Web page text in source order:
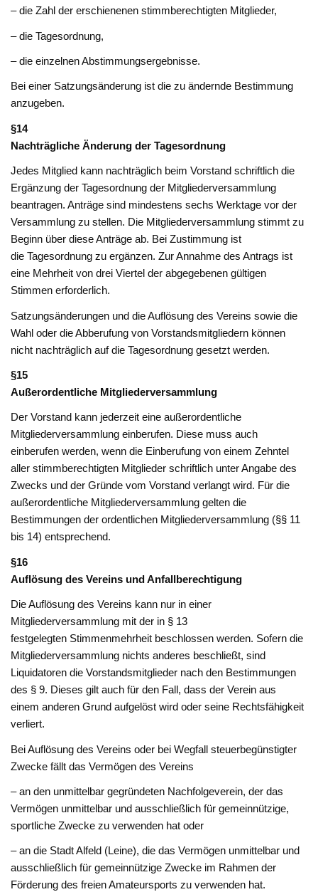
– die Zahl der erschienenen stimmberechtigten Mitglieder,
– die Tagesordnung,
– die einzelnen Abstimmungsergebnisse.
Bei einer Satzungsänderung ist die zu ändernde Bestimmung
anzugeben.
§14
Nachträgliche Änderung der Tagesordnung
Jedes Mitglied kann nachträglich beim Vorstand schriftlich die
Ergänzung der Tagesordnung der Mitgliederversammlung
beantragen. Anträge sind mindestens sechs Werktage vor der
Versammlung zu stellen. Die Mitgliederversammlung stimmt zu
Beginn über diese Anträge ab. Bei Zustimmung ist
die Tagesordnung zu ergänzen. Zur Annahme des Antrags ist
eine Mehrheit von drei Viertel der abgegebenen gültigen
Stimmen erforderlich.
Satzungsänderungen und die Auflösung des Vereins sowie die
Wahl oder die Abberufung von Vorstandsmitgliedern können
nicht nachträglich auf die Tagesordnung gesetzt werden.
§15
Außerordentliche Mitgliederversammlung
Der Vorstand kann jederzeit eine außerordentliche
Mitgliederversammlung einberufen. Diese muss auch
einberufen werden, wenn die Einberufung von einem Zehntel
aller stimmberechtigten Mitglieder schriftlich unter Angabe des
Zwecks und der Gründe vom Vorstand verlangt wird. Für die
außer­ordentliche Mitgliederversammlung gelten die
Bestimmungen der ordentlichen Mitgliederversammlung (§§ 11
bis 14) entsprechend.
§16
Auflösung des Vereins und Anfallberechtigung
Die Auflösung des Vereins kann nur in einer
Mitgliederversammlung mit der in § 13
festgelegten Stimmenmehrheit beschlossen werden. Sofern die
Mitgliederversammlung nichts anderes beschließt, sind
Liquidatoren die Vorstandsmitglieder nach den Bestimmungen
des § 9. Dieses gilt auch für den Fall, dass der Verein aus
einem anderen Grund aufgelöst wird oder seine Rechtsfähigkeit
verliert.
Bei Auflösung des Vereins oder bei Wegfall steuerbegünstigter
Zwecke fällt das Vermögen des Vereins
– an den unmittelbar gegründeten Nachfolgeverein, der das
Vermögen unmittelbar und ausschließlich für gemeinnützige,
sportliche Zwecke zu verwenden hat oder
– an die Stadt Alfeld (Leine), die das Vermögen unmittelbar und
ausschließlich für gemeinnützige Zwecke im Rahmen der
Förderung des freien Amateursports zu verwenden hat.